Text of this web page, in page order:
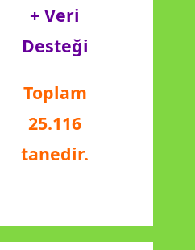
+ Veri
Desteği
Toplam
25.116
tanedir.